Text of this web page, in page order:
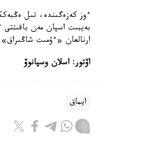
ءوز كەزەگىندە، تىل
بەيبىت اسپان مەن
ارنالعان «ءۇمىت شاڭىراق»
اۆتور: اسلان وسپانوۆ
ايماق